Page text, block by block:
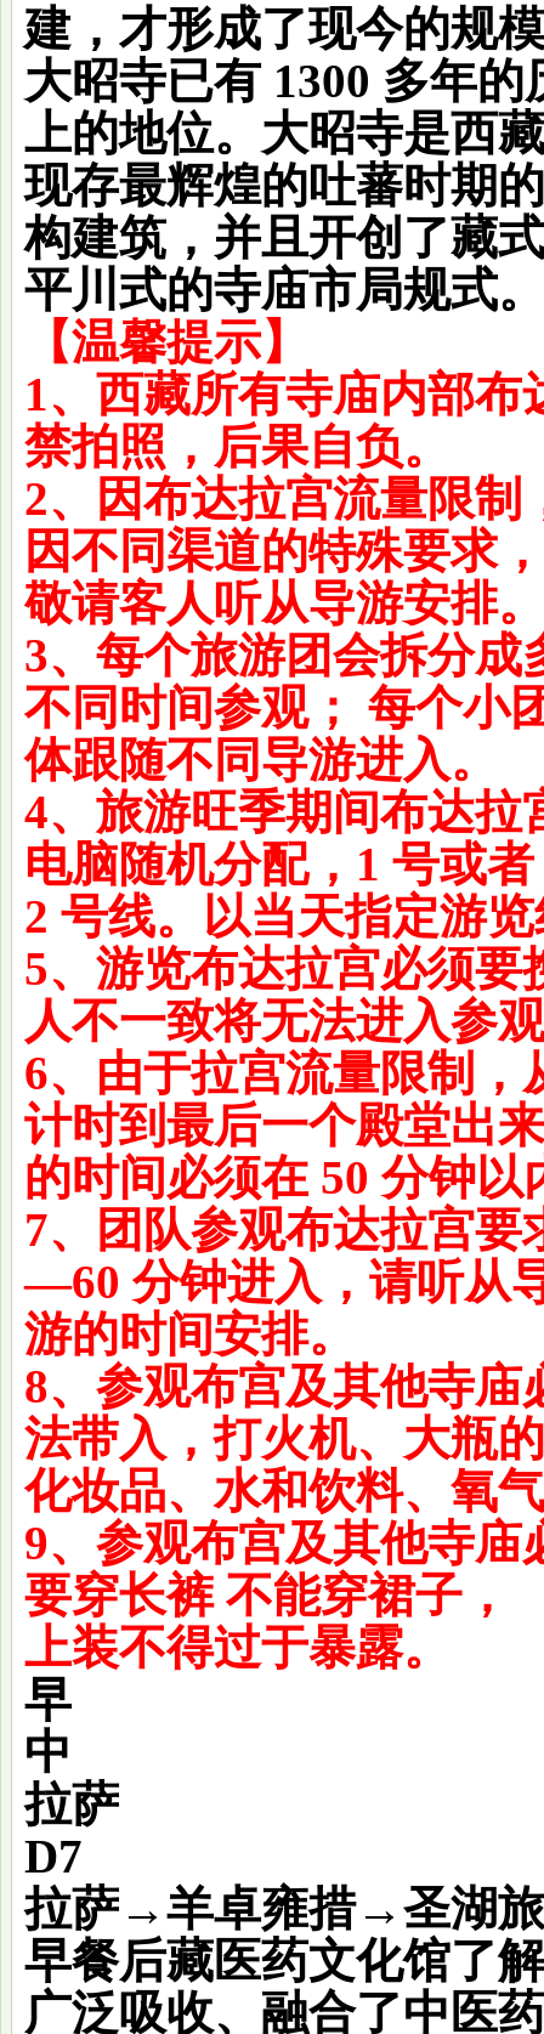
建，才形成了现今的规
大昭寺已有 1300 多年
上的地位。大昭寺是西藏
现存最辉煌的吐蕃时期
构建筑，并且开创了藏式
平川式的寺庙市局规式。
【温馨提示】
1、西藏所有寺庙内部
禁拍照，后果自负。
2、因布达拉宫流量限
因不同渠道的特殊要求，
敬请客人听从导游安排。
3、每个旅游团会拆分
不同时间参观； 每个小
体跟随不同导游进入。
4、旅游旺季期间布达
电脑随机分配，1 号或者
2 号线。以当天指定游
5、游览布达拉宫必须
人不一致将无法进入参
6、由于拉宫流量限制
计时到最后一个殿堂出来
的时间必须在 50 分钟
7、团队参观布达拉宫
—60 分钟进入，请听从
游的时间安排。
8、参观布宫及其他寺
法带入，打火机、大瓶的
化妆品、水和饮料、氧
9、参观布宫及其他寺
要穿长裤 不能穿裙子，
上装不得过于暴露。
早
中
拉萨
D7
拉萨→羊卓雍措→圣湖
早餐后藏医药文化馆了
广泛吸收、融合了中医药